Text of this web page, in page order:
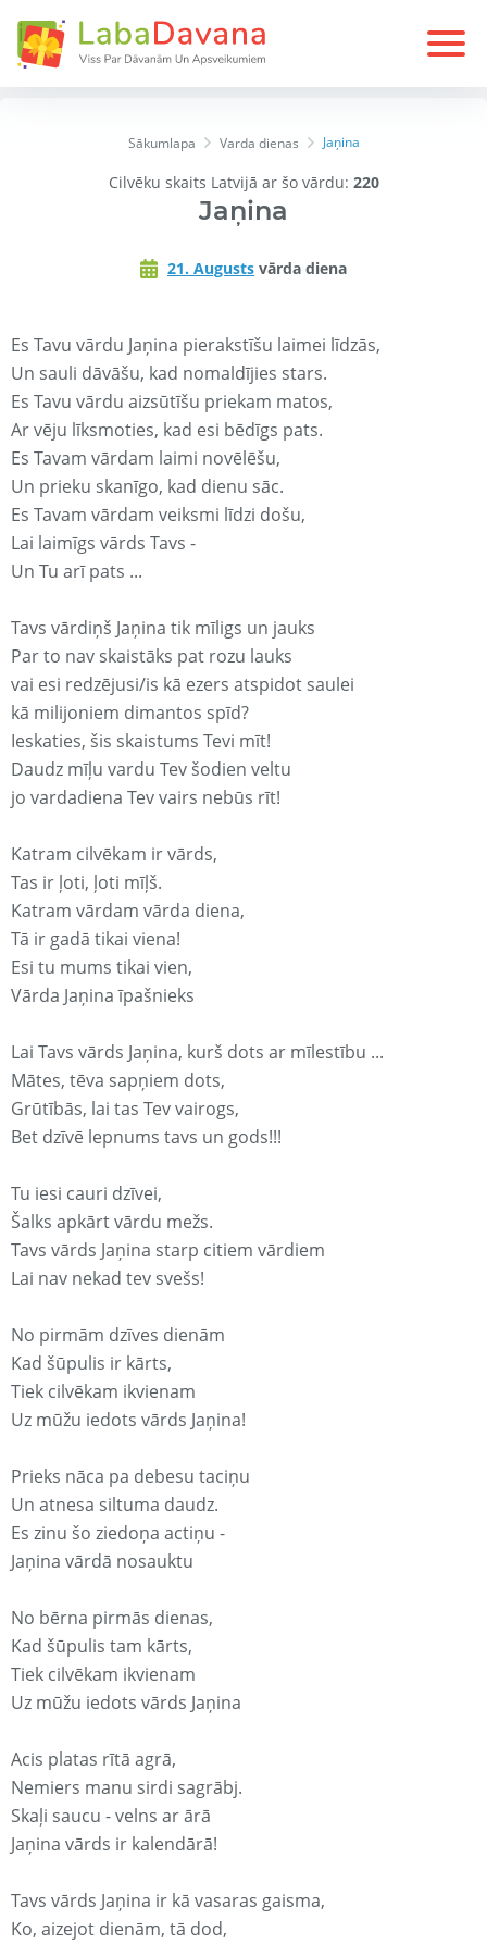
Sākumlapa Varda dienas Jaņina
Cilvēku skaits Latvijā ar šo vārdu: 220
Jaņina
21. Augusts vārda diena
Es Tavu vārdu Jaņina pierakstīšu laimei līdzās,
Un sauli dāvāšu, kad nomaldījies stars.
Es Tavu vārdu aizsūtīšu priekam matos,
Ar vēju līksmoties, kad esi bēdīgs pats.
Es Tavam vārdam laimi novēlēšu,
Un prieku skanīgo, kad dienu sāc.
Es Tavam vārdam veiksmi līdzi došu,
Lai laimīgs vārds Tavs -
Un Tu arī pats ...
Tavs vārdiņš Jaņina tik mīligs un jauks
Par to nav skaistāks pat rozu lauks
vai esi redzējusi/is kā ezers atspidot saulei
kā milijoniem dimantos spīd?
Ieskaties, šis skaistums Tevi mīt!
Daudz mīļu vardu Tev šodien veltu
jo vardadiena Tev vairs nebūs rīt!
Katram cilvēkam ir vārds,
Tas ir ļoti, ļoti mīļš.
Katram vārdam vārda diena,
Tā ir gadā tikai viena!
Esi tu mums tikai vien,
Vārda Jaņina īpašnieks
Lai Tavs vārds Jaņina, kurš dots ar mīlestību ...
Mātes, tēva sapņiem dots,
Grūtībās, lai tas Tev vairogs,
Bet dzīvē lepnums tavs un gods!!!
Tu iesi cauri dzīvei,
Šalks apkārt vārdu mežs.
Tavs vārds Jaņina starp citiem vārdiem
Lai nav nekad tev svešs!
No pirmām dzīves dienām
Kad šūpulis ir kārts,
Tiek cilvēkam ikvienam
Uz mūžu iedots vārds Jaņina!
Prieks nāca pa debesu taciņu
Un atnesa siltuma daudz.
Es zinu šo ziedoņa actiņu -
Jaņina vārdā nosauktu
No bērna pirmās dienas,
Kad šūpulis tam kārts,
Tiek cilvēkam ikvienam
Uz mūžu iedots vārds Jaņina
Acis platas rītā agrā,
Nemiers manu sirdi sagrābj.
Skaļi saucu - velns ar ārā
Jaņina vārds ir kalendārā!
Tavs vārds Jaņina ir kā vasaras gaisma,
Ko, aizejot dienām, tā dod,